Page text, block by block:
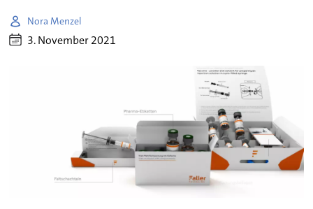
Nora Menzel
3. November 2021